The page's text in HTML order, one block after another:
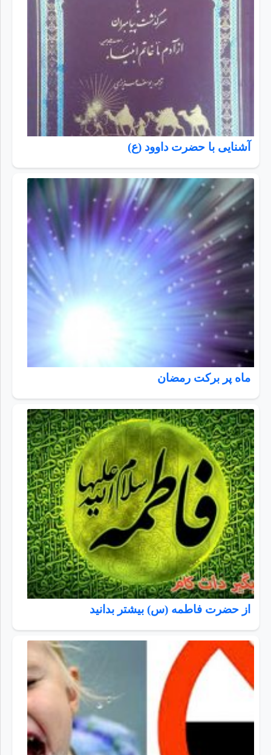
آشنایی با حضرت داوود (ع)
ماه پر برکت رمضان
از حضرت فاطمه (س) بیشتر بدانید